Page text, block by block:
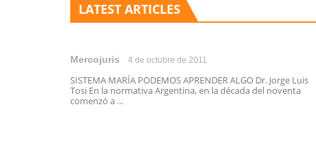
LATEST ARTICLES
Mercojuris 4 de octubre de 2011
SISTEMA MARÍA PODEMOS APRENDER ALGO Dr. Jorge Luis
Tosi En la normativa Argentina, en la década del noventa
comenzó a ...